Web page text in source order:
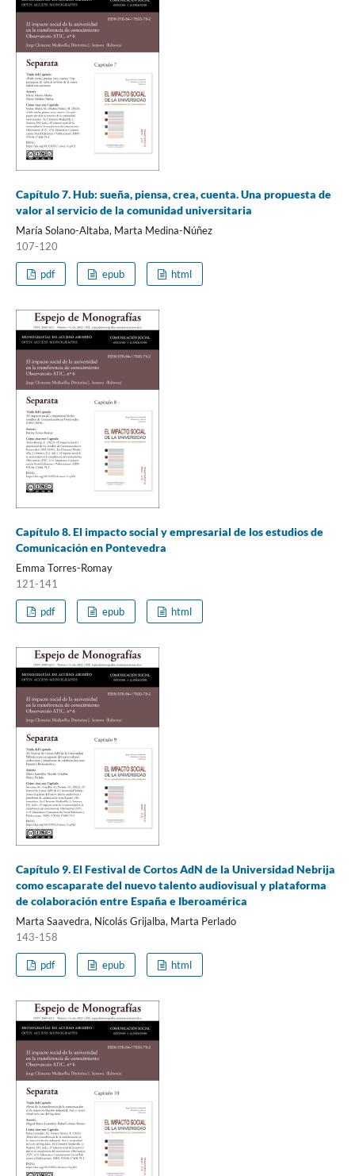
Capítulo 7. Hub: sueña, piensa, crea, cuenta. Una propuesta de
valor al servicio de la comunidad universitaria
María Solano-Altaba, Marta Medina-Núñez
107-120
pdf epub html
Capítulo 8. El impacto social y empresarial de los estudios de
Comunicación en Pontevedra
Emma Torres-Romay
121-141
pdf epub html
Capítulo 9. El Festival de Cortos AdN de la Universidad Nebrija
como escaparate del nuevo talento audiovisual y plataforma
de colaboración entre España e Iberoamérica
Marta Saavedra, Nicolás Grijalba, Marta Perlado
143-158
pdf epub html